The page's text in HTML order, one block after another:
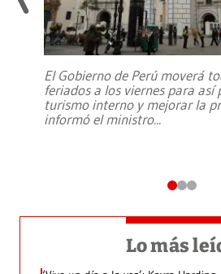
El Gobierno de Perú moverá
feriados a los viernes para así
turismo interno y mejorar la
informó el ministro...
Lo más